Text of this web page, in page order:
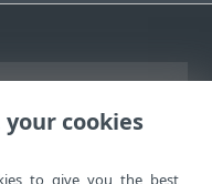
cookies
to give you the best